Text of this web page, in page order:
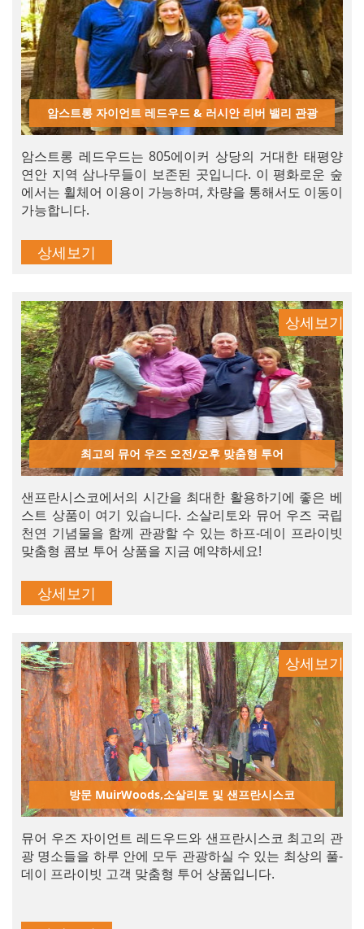
암스트롱 자이언트 레드우드 & 러시안 리버 밸리 관광
암스트롱 레드우드는 805에이커 상당의 거대한 태평양
연안 지역 삼나무들이 보존된 곳입니다. 이 평화로운 숲
에서는 휠체어 이용이 가능하며, 차량을 통해서도 이동이
가능합니다.
상세보기
상세보기
최고의 뮤어 우즈 오전/오후 맞춤형 투어
샌프란시스코에서의 시간을 최대한 활용하기에 좋은 베
스트 상품이 여기 있습니다. 소살리토와 뮤어 우즈 국립
천연 기념물을 함께 관광할 수 있는 하프-데이 프라이빗
맞춤형 콤보 투어 상품을 지금 예약하세요!
상세보기
상세보기
방문 MuirWoods,소살리토 및 샌프란시스코
뮤어 우즈 자이언트 레드우드와 샌프란시스코 최고의 관
광 명소들을 하루 안에 모두 관광하실 수 있는 최상의 풀-
데이 프라이빗 고객 맞춤형 투어 상품입니다.